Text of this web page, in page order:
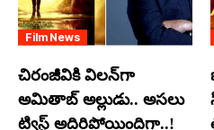
Film News
చిరంజీవికి విలన్‌గా
అమితాబ్ అల్లుడు.. అసలు
ట్విస్ట్ అదిరిపోయిందిగా..!